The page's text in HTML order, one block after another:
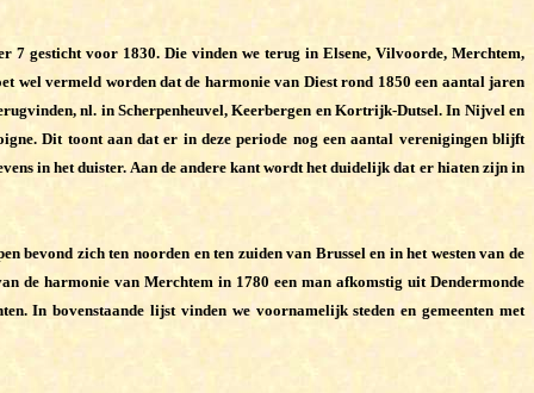
7 gesticht voor 1830. Die vinden we terug in Elsene, Vilvoorde, Merchtem,
wel vermeld worden dat de harmonie van Diest rond 1850 een aantal jaren
nl. in Scherpenheuvel, Keerbergen en Kortrijk-Dutsel. In Nijvel en
Dit toont aan dat er in deze periode nog een aantal verenigingen blijft
in het duister. Aan de andere kant wordt het duidelijk dat er hiaten zijn in
zich ten noorden en ten zuiden van Brussel en in het westen van de
de harmonie van Merchtem in 1780 een man afkomstig uit Dendermonde
In bovenstaande lijst vinden we voornamelijk steden en gemeenten met